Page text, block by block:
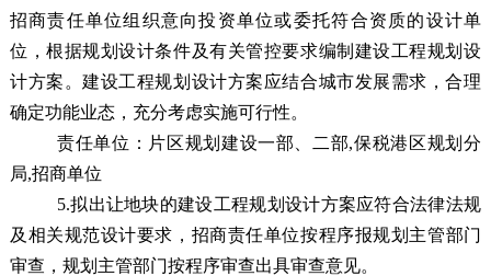
招商责任单位组织意向投资单位或委托符合资质的设计单
位，根据规划设计条件及有关管控要求编制建设工程规划设
计方案。建设工程规划设计方案应结合城市发展需求，合理
确定功能业态，充分考虑实施可行性。
责任单位： 片区规划建设一部、二部,保税港区规划分
局,招商单位
5.拟出让地块的建设工程规划设计方案应符合法律法规
及 相关规范设计要求 ， 招商责任单位按程序报规划主管部门
审查，规划主管部门按程序审查出具审查意见。